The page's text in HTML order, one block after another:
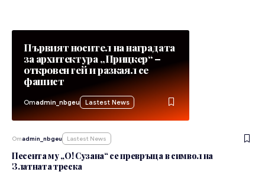
Първият носител на наградата
за архитектура „Прицкер“ –
откровен гей и разкаял се
фашист
Отadmin_nbgeu Lastest News
Отadmin_nbgeu Lastest News
Песента му „О! Сузана“ се превръща в символ на
Златната треска